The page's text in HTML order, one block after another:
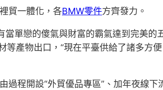
貿一體化，各BMW零件方齊發力。
單戀的傻氣與財富的霸氣達到完美的
產物出口，“現在平臺供給了諸多方
程開設“外貿優品專區”、加年夜線